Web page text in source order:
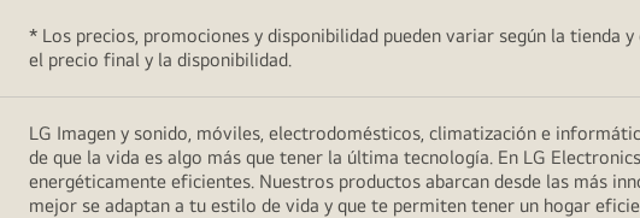
* Los precios, promociones y disponibilidad pueden variar según la tienda
el precio final y la disponibilidad.
LG Imagen y sonido, móviles, electrodomésticos, climatización e
de que la vida es algo más que tener la última tecnología. En LG
energéticamente eficientes. Nuestros productos abarcan desde las más
mejor se adaptan a tu estilo de vida y que te permiten tener un hogar